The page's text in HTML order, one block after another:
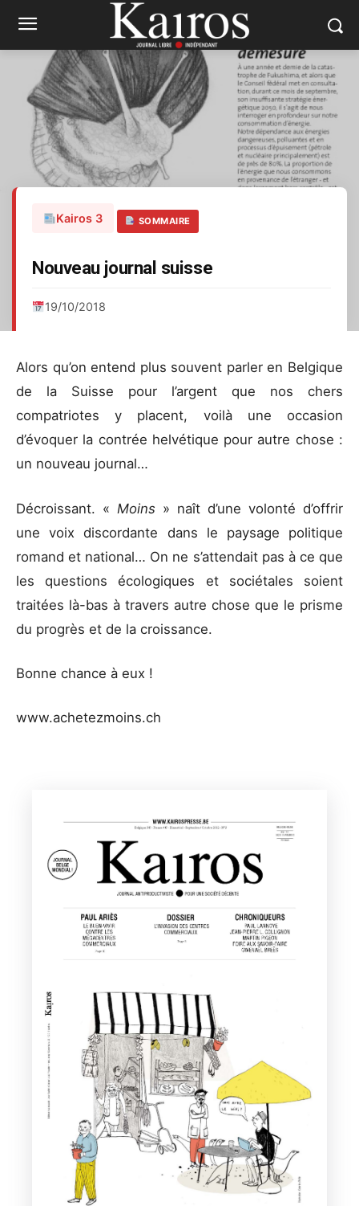
Kairos 3 SOMMAIRE
Nouveau journal suisse
19/10/2018
Alors qu’on entend plus souvent parler en Belgique
de la Suisse pour l’argent que nos chers
compatriotes y placent, voilà une occasion
d’évoquer la contrée helvétique pour autre chose :
un nouveau journal…
Décroissant. « Moins » naît d’une volonté d’offrir
une voix discordante dans le paysage politique
romand et national… On ne s’attendait pas à ce que
les questions écologiques et sociétales soient
traitées là-bas à travers autre chose que le prisme
du progrès et de la croissance.
Bonne chance à eux !
www.achetezmoins.ch